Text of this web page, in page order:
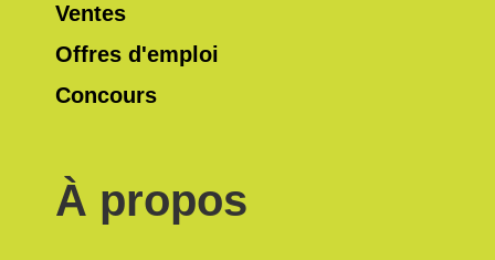
Ventes
Offres d'emploi
Concours
À propos